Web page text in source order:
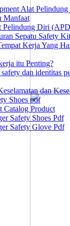
Alat
Manfaat
Pelindung Diri
Sepatu Safety
Kerja Yang
itu Penting?
dan identitas
dan
Shoes pdf
Catalog Product
Safety Shoes Pdf
Safety Glove Pdf